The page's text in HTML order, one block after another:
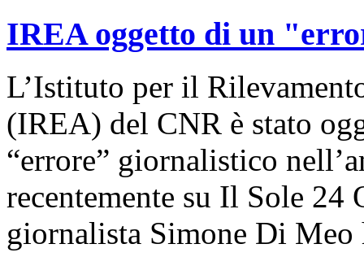
IREA oggetto di un
L’Istituto per il
(IREA) del CNR è stato
“errore” giornalistico
recentemente su Il Sole
giornalista Simone Di